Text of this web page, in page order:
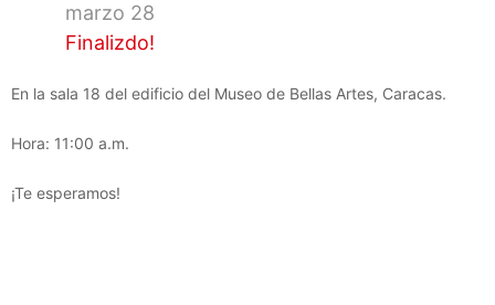
marzo 28
Finalizdo!
En la sala 18 del edificio del Museo de Bellas Artes, Caracas.
Hora: 11:00 a.m.
¡Te esperamos!